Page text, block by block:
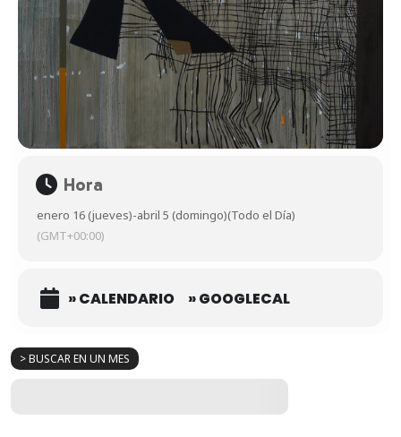
> BUSCAR EN UN MES
Hora
enero 16 (jueves)-abril 5 (domingo)(Todo el Día)
(GMT+00:00)
» CALENDARIO » GOOGLECAL